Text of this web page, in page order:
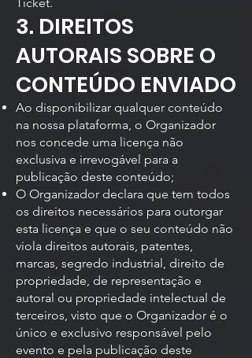
3. DIREITOS
AUTORAIS SOBRE O
CONTEÚDO ENVIADO
Ao disponibilizar qualquer conteúdo
na nossa plataforma, o Organizador
nos concede uma licença não
exclusiva e irrevogável para a
publicação deste conteúdo;
O Organizador declara que tem todos
os direitos necessários para outorgar
esta licença e que o seu conteúdo não
viola direitos autorais, patentes,
marcas, segredo industrial, direito de
propriedade, de representação e
autoral ou propriedade intelectual de
terceiros, visto que o Organizador é o
único e exclusivo responsável pelo
evento e pela publicação deste